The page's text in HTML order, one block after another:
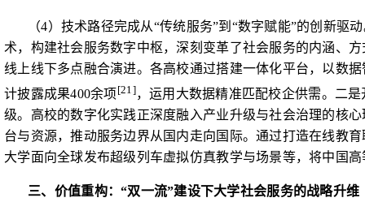
（4）技术路径完成从“传统服务”到“数字赋能”的创新驱
术，构建社会服务数字中枢，深刻变革了社会服务的内涵、
线上线下多点融合演进。各高校通过搭建一体化平台，以数
计披露成果400余项 [21]，运用大数据精准匹配校企供需。二
级。高校的数字化实践正深度融入产业升级与社会治理的核
台与资源，推动服务边界从国内走向国际。通过打造在线教
大学面向全球发布超级列车虚拟仿真教学与场景等，将中国
三、价值重构：“双一流”建设下大学社会服务的战略升维